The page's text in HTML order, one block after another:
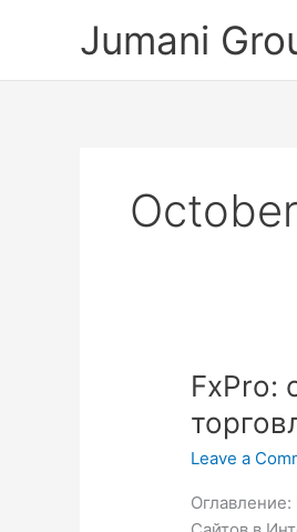
Jumani
FxPro:
Leave a
FxPro:
брокера
и
трейдеров